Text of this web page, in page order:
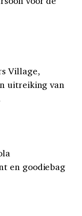
Village,
uitreiking van
en goodiebag